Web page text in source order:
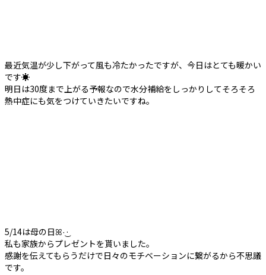
最近気温が少し下がって風も冷たかったですが、今日はとても暖かい
です☀️
明日は30度まで上がる予報なので水分補給をしっかりしてそろそろ
熱中症にも気をつけていきたいですね。
5/14は母の日ꕤ︎︎·͜·
私も家族からプレゼントを貰いました。
感謝を伝えてもらうだけで日々のモチベーションに繋がるから不思議
です。